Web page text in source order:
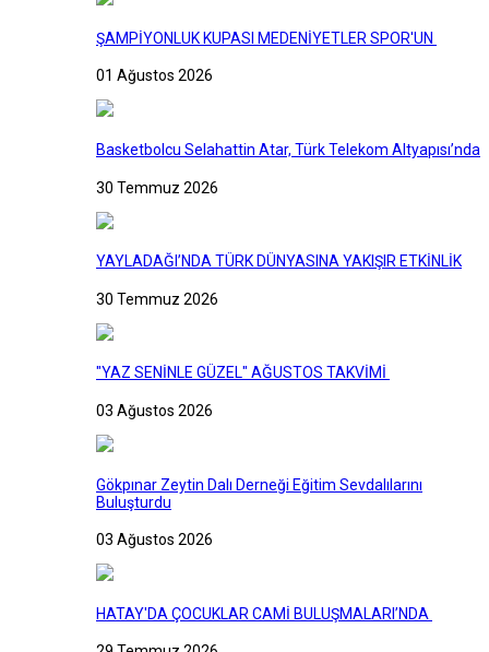
ŞAMPİYONLUK KUPASI MEDENİYETLER SPOR'UN
01 Ağustos 2026
Basketbolcu Selahattin Atar, Türk Telekom Altyapısı’nda
30 Temmuz 2026
YAYLADAĞI’NDA TÜRK DÜNYASINA YAKIŞIR ETKİNLİK
30 Temmuz 2026
"YAZ SENİNLE GÜZEL" AĞUSTOS TAKVİMİ
03 Ağustos 2026
Gökpınar Zeytin Dalı Derneği Eğitim Sevdalılarını
Buluşturdu
03 Ağustos 2026
HATAY'DA ÇOCUKLAR CAMİ BULUŞMALARI’NDA